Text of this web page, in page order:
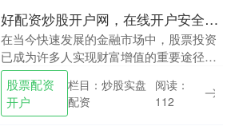
好配资炒股开户网，在线开户安全高效
在当今快速发展的金融市场中，股票投资
已成为许多人实现财富增值的重要途径。
然而，对于资金有限的投资者来说，如何
借助杠杆效应放大收益，同时确保开户流
程的安全与便捷股....
股票配资
开户
栏目：炒股实盘
配资
阅读：
112